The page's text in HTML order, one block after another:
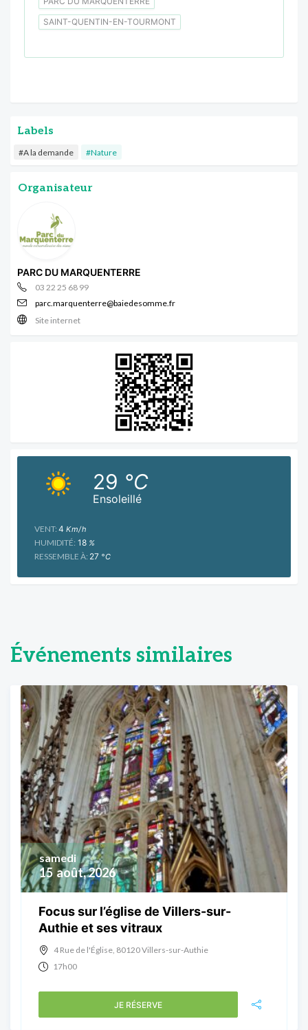
SAINT-QUENTIN-EN-TOURMONT
Labels
#A la demande #Nature
Organisateur
PARC DU MARQUENTERRE
03 22 25 68 99
parc.marquenterre@baiedesomme.fr
Site internet
Ensoleillé
29 °C
VENT: 4 Km/h
HUMIDITÉ: 18 %
RESSEMBLE À: 27 °C
Événements similaires
15 août, 2026
samedi
Focus sur l’église de Villers-sur-
Authie et ses vitraux
4 Rue de l'Église, 80120 Villers-sur-Authie
17h00
JE RÉSERVE